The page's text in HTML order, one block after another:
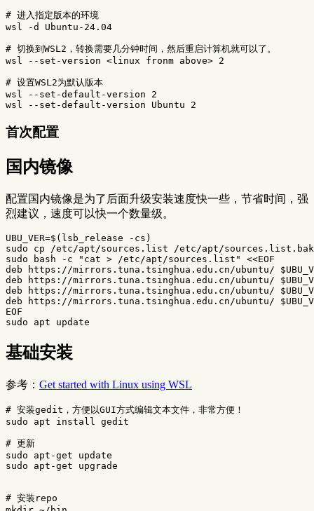
# 进入指定版本的环境
wsl
-d Ubuntu-24.04
# 切换到WSL2，转换需要几分钟时间，然后重启计算机就可以了。
wsl
--set-version <linux fronm above> 2
# 设置WSL2为默认版本
wsl
--set-default-version 2
wsl
--set-default-version
首次配置
国内镜像
配置国内镜像是为了后面升级安装速度快一些，节省时间，强
烈建议，速度可以快一个数量级。
UBU_VER=$( lsb_release -cs )
sudo cp
sudo
bash -c "cat > /etc/apt/sources.list" <<EOF
deb https://mirrors.tuna.tsinghua.edu.cn/ubuntu/
deb https://mirrors.tuna.tsinghua.edu.cn/ubuntu/
deb https://mirrors.tuna.tsinghua.edu.cn/ubuntu/
deb https://mirrors.tuna.tsinghua.edu.cn/ubuntu/
sudo
基础安装
参考： Get started with Linux using WSL
# 安装gedit，方便以GUI方式编辑文本文件，非常方便！
sudo apt install gedit
# 更新
sudo
sudo apt-get upgrade
# 安装repo